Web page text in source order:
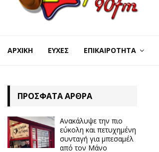
ΑΡΧΙΚΉ ΕΥΧΈΣ ΕΠΙΚΑΙΡΌΤΗΤΑ
ΠΡΌΣΦΑΤΑ ΆΡΘΡΑ
Ανακάλυψε την πιο
εύκολη και πετυχημένη
συνταγή για μπεσαμέλ
από τον Μάνο